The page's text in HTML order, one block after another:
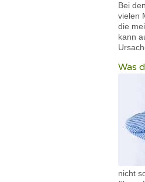
Bei
vielen
die
kann
Was
nicht